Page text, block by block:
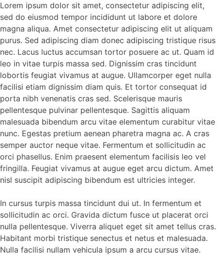
Lorem ipsum dolor sit amet, consectetur adipiscing elit,
sed do eiusmod tempor incididunt ut labore et dolore
magna aliqua. Amet consectetur adipiscing elit ut aliquam
purus. Sed adipiscing diam donec adipiscing tristique risus
nec. Lacus luctus accumsan tortor posuere ac ut. Quam id
leo in vitae turpis massa sed. Dignissim cras tincidunt
lobortis feugiat vivamus at augue. Ullamcorper eget nulla
facilisi etiam dignissim diam quis. Et tortor consequat id
porta nibh venenatis cras sed. Scelerisque mauris
pellentesque pulvinar pellentesque. Sagittis aliquam
malesuada bibendum arcu vitae elementum curabitur vitae
nunc. Egestas pretium aenean pharetra magna ac. A cras
semper auctor neque vitae. Fermentum et sollicitudin ac
orci phasellus. Enim praesent elementum facilisis leo vel
fringilla. Feugiat vivamus at augue eget arcu dictum. Amet
nisl suscipit adipiscing bibendum est ultricies integer.
In cursus turpis massa tincidunt dui ut. In fermentum et
sollicitudin ac orci. Gravida dictum fusce ut placerat orci
nulla pellentesque. Viverra aliquet eget sit amet tellus cras.
Habitant morbi tristique senectus et netus et malesuada.
Nulla facilisi nullam vehicula ipsum a arcu cursus vitae.